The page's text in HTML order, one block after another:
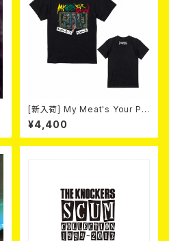
[新入荷] My Meat's Your Po
ison -あんたにゃ毒でもオイラ
にゃ薬- / BLACK T-shirt (S
～XL)
¥4,400